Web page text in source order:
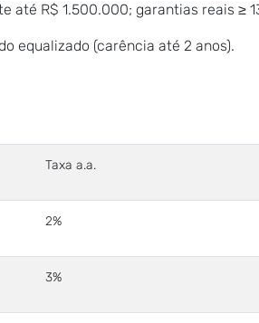
até R$ 1.500.000; garantias reais ≥
equalizado (carência até 2 anos).
Taxa a.a.
2%
3%